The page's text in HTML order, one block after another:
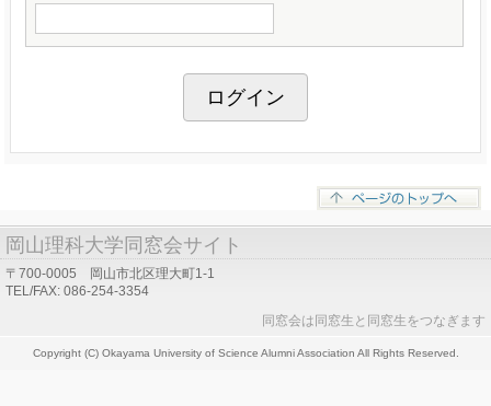
同窓会は同窓生と同窓生をつなぎます
岡山理科大学同窓会サイト
〒700-0005 岡山市北区理大町1-1
TEL/FAX: 086-254-3354
Copyright (C) Okayama University of Science Alumni Association All Rights Reserved.